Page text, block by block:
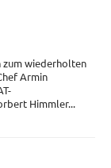
zum wiederholten
Armin
Himmler...